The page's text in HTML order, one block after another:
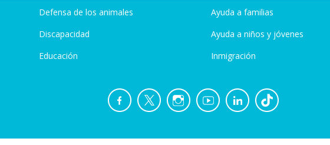
Defensa de los animales
Discapacidad
Educación
Ayuda a familias
Ayuda a niños y jóvenes
Inmigración